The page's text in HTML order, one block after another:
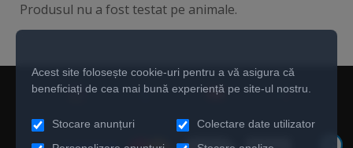
Produsul nu a fost testat pe animale.
Acest site folosește cookie-uri pentru a vă asigura că
beneficiați de cea mai bună experiență pe site-ul nostru.
Stocare anunțuri
Colectare date utilizator